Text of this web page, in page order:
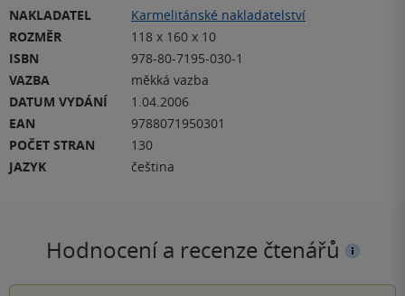
NAKLADATEL
Karmelitánské nakladatelství
ROZMĚR
118 x 160 x 10
ISBN
978-80-7195-030-1
VAZBA
měkká vazba
DATUM VYDÁNÍ
1.04.2006
EAN
9788071950301
POČET STRAN
130
JAZYK
čeština
Hodnocení a recenze čtenářů